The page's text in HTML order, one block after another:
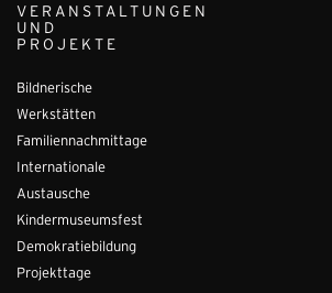
VERANSTALTUNGEN
UND
PROJEKTE
Bildnerische
Werkstätten
Familiennachmittage
Internationale
Austausche
Kindermuseumsfest
Demokratiebildung
Projekttage